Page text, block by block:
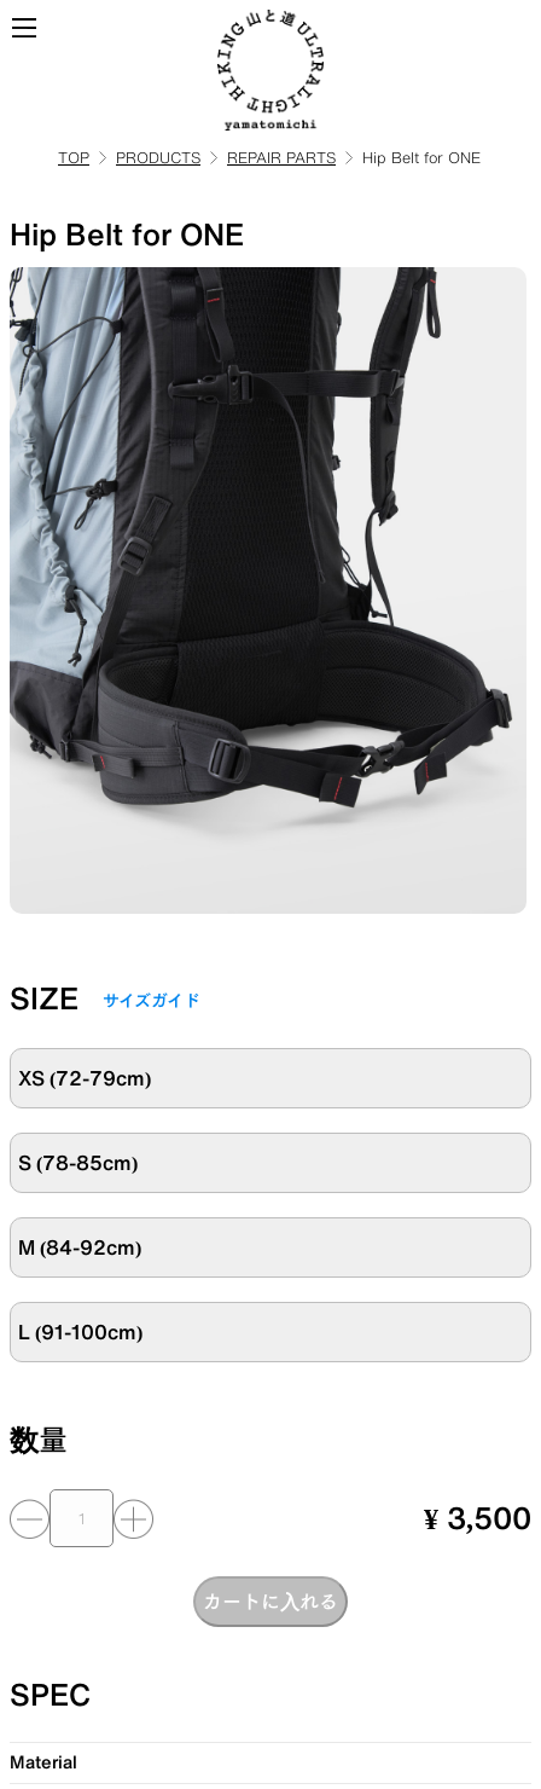
全ての製品を見る
BACKPACKS
ULハイキングのためのバック
TOPS
山道具として考えられたクロー
ジング
BOTTOMS
機能的な5ポケットを持つパン
ツ＆ショーツ
JACKETS
風や雨、寒さを防ぐシェル
HATS
ハイキングのためのヘッドウ
型行動着
動いても蒸れにくい保温行動
SLEEPING PADS REPAIR PARTS
機能を拡張する道具
製品ロスをなくすための特別
TOP PRODUCTS REPAIR PARTS Hip Belt for ONE
Hip Belt for ONE
SIZE サイズガイド
XS (72-79cm)
S (78-85cm)
M (84-92cm)
L (91-100cm)
数量
¥ 3,500
カートに入れる
SPEC
Material